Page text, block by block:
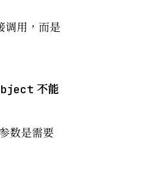
调用，而是
不能
数是需要